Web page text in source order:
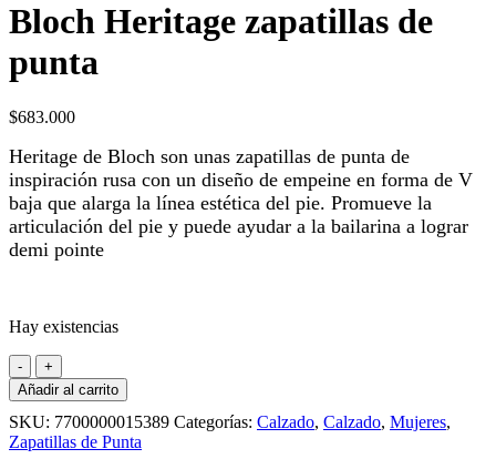
Bloch Heritage zapatillas de
punta
$683.000
Heritage de Bloch son unas zapatillas de punta de
inspiración rusa con un diseño de empeine en forma de V
baja que alarga la línea estética del pie. Promueve la
articulación del pie y puede ayudar a la bailarina a lograr
demi pointe
Hay existencias
Bloch
Heritage
zapatillas
de
punta
Añadir al carrito
SKU: 7700000015389 Categorías: Calzado, Calzado, Mujeres,
Zapatillas de Punta